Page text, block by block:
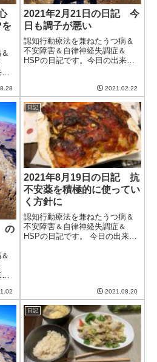
2021年2月21日の日記 今
日も調子が悪い
認知行動療法を兼ねたうつ病＆
不安障害＆自律神経失調症＆
HSPの日記です。今日の出来事
上に上がった。まるで春のよう
な、という表現を超えて暖か
い。この2，3日調子が悪いのは
やはりこの変な陽...
2021.02.22
の
も
日記
2021年8月19日の日記 抗
不安薬を積極的に使ってい
く方針に
認知行動療法を兼ねたうつ病＆
不安障害＆自律神経失調症＆
HSPの日記です。 今日の出来事
2021.08.20
日記